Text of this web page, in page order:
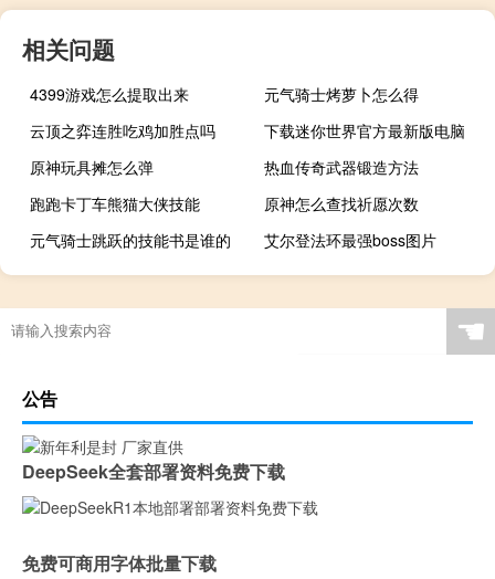
相关问题
4399游戏怎么提取出来
元气骑士烤萝卜怎么得
云顶之弈连胜吃鸡加胜点吗
下载迷你世界官方最新版电脑
原神玩具摊怎么弹
热血传奇武器锻造方法
跑跑卡丁车熊猫大侠技能
原神怎么查找祈愿次数
元气骑士跳跃的技能书是谁的
艾尔登法环最强boss图片
☚
公告
DeepSeek全套部署资料免费下载
免费可商用字体批量下载